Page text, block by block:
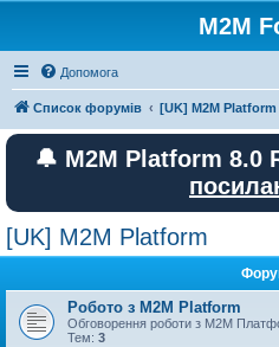
M2M
Допомога
Список форумів [UK] M2M Platform
🔔 M2M Platform 8.0
[UK] M2M Platform
Робото з M2M Platform
Обговорення роботи з M2M
Тем: 3